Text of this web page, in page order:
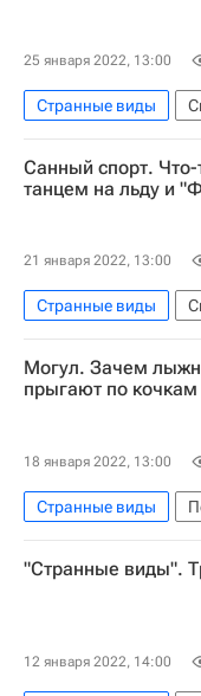
25 января 2022, 13:00
Странные виды
Лана Прусакова
Санный спорт.
танцем на льду и
21 января 2022, 13:00
Странные виды
Роман Репилов
Могул. Зачем
прыгают по кочкам
18 января 2022, 13:00
Странные виды
"Странные виды".
12 января 2022, 14:00